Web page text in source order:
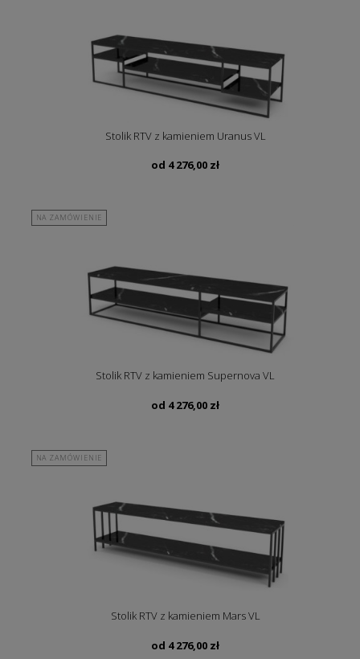
Stolik RTV z kamieniem Uranus VL
od 4 276,00 zł
NA ZAMÓWIENIE
Stolik RTV z kamieniem Supernova VL
od 4 276,00 zł
NA ZAMÓWIENIE
Stolik RTV z kamieniem Mars VL
od 4 276,00 zł